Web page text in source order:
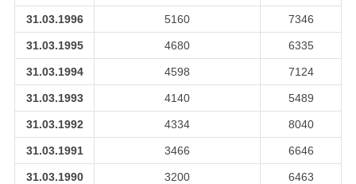
31.03.1996 5160 7346
31.03.1995 4680 6335
31.03.1994 4598 7124
31.03.1993 4140 5489
31.03.1992 4334 8040
31.03.1991 3466 6646
31.03.1990 3200 6463